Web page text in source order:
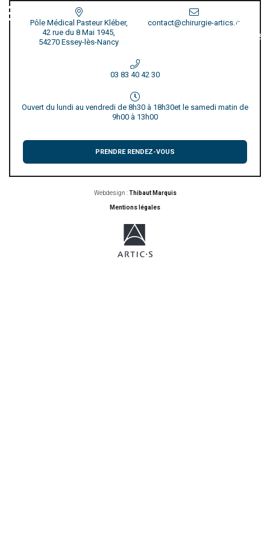
Pôle Médical Pasteur Kléber,
42 rue du 8 Mai 1945,
54270 Essey-lès-Nancy
contact@chirurgie-artics.fr
03 83 40 42 30
Ouvert du lundi au vendredi de 8h30 à 18h30et le samedi matin de
9h00 à 13h00
PRENDRE RENDEZ-VOUS
Webdesign :Thibaut Marquis
Mentions légales